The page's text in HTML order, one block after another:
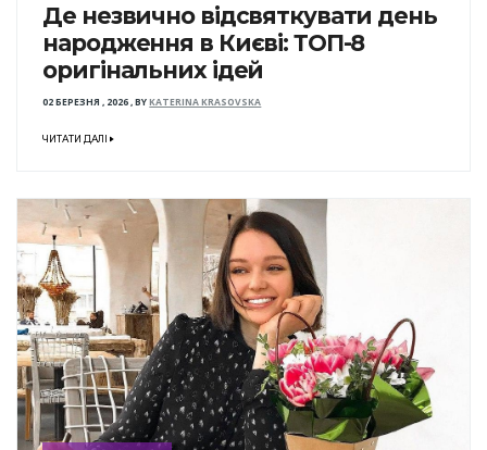
Де незвично відсвяткувати день
народження в Києві: ТОП-8
оригінальних ідей
02 БЕРЕЗНЯ , 2026,BYKATERINA KRASOVSKA
ЧИТАТИ ДАЛІ